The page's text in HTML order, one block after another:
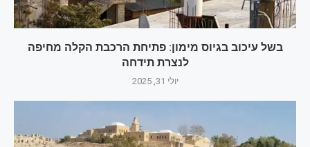
בשל עיכוב בגיוס מימון: פתיחת הרכבת הקלה מחיפה
לנצרת תידחה
יולי 31, 2025